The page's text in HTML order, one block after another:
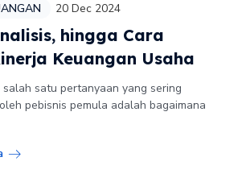
20 Dec 2024
hingga Cara
Keuangan Usaha
satu pertanyaan yang sering
pebisnis pemula adalah bagaimana